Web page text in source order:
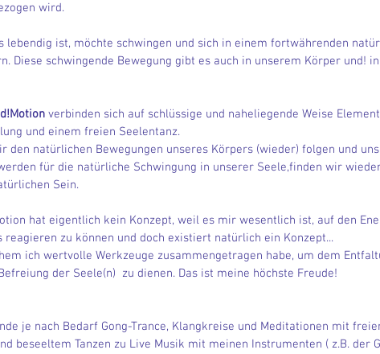
wird.
lebendig ist, möchte schwingen und sich in einem fortwährenden
Diese schwingende Bewegung gibt es auch in unserem Körper und!
verbinden sich auf schlüssige und naheliegende Weise
und einem freien Seelentanz.
den natürlichen Bewegungen unseres Körpers (wieder) folgen und
für die natürliche Schwingung in unserer Seele,finden wir
Sein.
hat eigentlich kein Konzept, weil es mir wesentlich ist, auf den
reagieren zu können und doch existiert natürlich ein Konzept...
ich wertvolle Werkzeuge zusammengetragen habe, um dem
der Seele(n)  zu dienen. Das ist meine höchste Freude!
je nach Bedarf Gong-Trance, Klangkreise und Meditationen mit
beseeltem Tanzen zu Live Musik mit meinen Instrumenten ( z.B. der